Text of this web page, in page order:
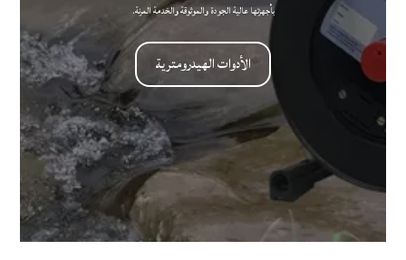
بأجهزتها عالية الجودة والموثوقة والخدمة المرنة.
الأدوات الهيدرومترية